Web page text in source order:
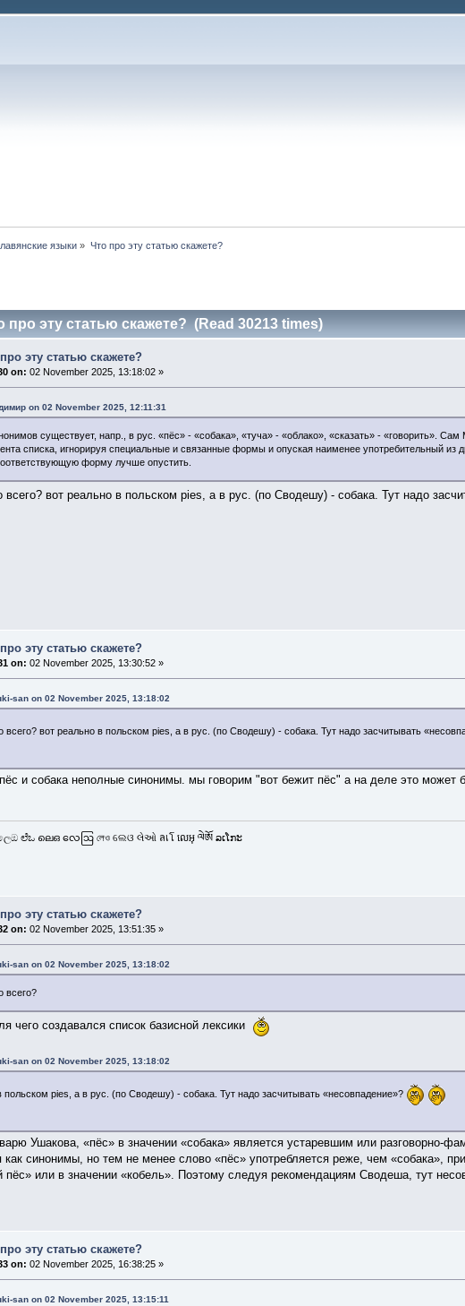
языки» Что про эту статью скажете?
про эту статью скажете? (Read 30213 times)
эту статью скажете?
on: 02 November 2025, 13:18:02 »
on 02 November 2025, 12:11:31
существует, напр., в рус. «пёс» - «собака», «туча» - «облако», «сказать» - «говорить».
списка, игнорируя специальные и связанные формы и опуская наименее употребительный из
форму лучше опустить.
всего? вот реально в польском pies, а в рус. (по Сводешу) - собака. Тут надо
эту статью скажете?
on: 02 November 2025, 13:30:52 »
san on 02 November 2025, 13:18:02
всего? вот реально в польском pies, а в рус. (по Сводешу) - собака. Тут надо засчитывать
и собака неполные синонимы. мы говорим "вот бежит пёс" а на деле это может
ಲೆಒ ലെഒ လေဩ লেও ଲେଓ લેઓ ลเโ លេអុ ལེཨོ ລເໂກະ
эту статью скажете?
on: 02 November 2025, 13:51:35 »
san on 02 November 2025, 13:18:02
всего?
чего создавался список базисной лексики
san on 02 November 2025, 13:18:02
польском pies, а в рус. (по Сводешу) - собака. Тут надо засчитывать «несовпадение»?
Ушакова, «пёс» в значении «собака» является устаревшим или разговорно-
как синонимы, но тем не менее слово «пёс» употребляется реже, чем «собака»,
пёс» или в значении «кобель». Поэтому следуя рекомендациям Сводеша, тут
эту статью скажете?
on: 02 November 2025, 16:38:25 »
san on 02 November 2025, 13:15:11